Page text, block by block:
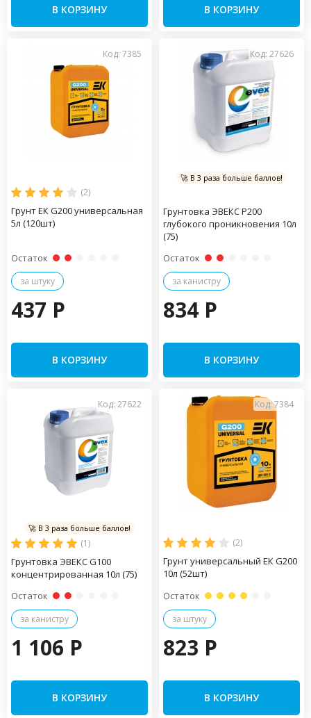
В КОРЗИНУ В КОРЗИНУ
Код: 7385
(2)
Грунт ЕК G200 универсальная
5л (120шт)
Остаток
за штуку
437 P
В КОРЗИНУ
Код: 27626
🚀 В 3 раза больше баллов!
Грунтовка ЭВЕКС Р200
глубокого проникновения 10л
(75)
Остаток
за канистру
834 P
В КОРЗИНУ
Код: 27622
🚀 В 3 раза больше баллов!
(1)
Грунтовка ЭВЕКС G100
концентрированная 10л (75)
Остаток
за канистру
1 106 P
В КОРЗИНУ
Код: 7384
(2)
Грунт универсальный ЕК G200
10л (52шт)
Остаток
за штуку
823 P
В КОРЗИНУ